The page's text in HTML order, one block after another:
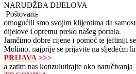
NARUDŽBA DIJELOVA
Poštovani,
omogućili smo svojim klijentima da
dijelove i opremu preko našeg portala.
Jamčimo dobre cijene i pomoć te jeftiniji
Molimo, najprije se prijavite na sljedećm
PRIJAVA >>>
a zatim nas konzulutirajte oko naručivanja